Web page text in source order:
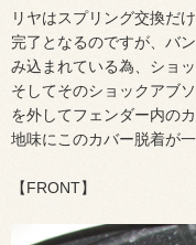
リヤはスプリング交換だ
完了となるのですが、バ
み込まれている為、ショ
そしてそのショックアブ
を外してフェンダー内の
地味にこのカバー脱着が
【FRONT】